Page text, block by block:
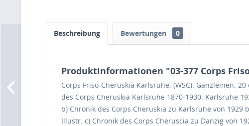
Beschreibung Bewertungen 0
Produktinformationen "03-377 Corps
Corps Friso-Cheruskia Karlsruhe. (WSC). Ganzleinen.
des Corps Cheruskia Karlsruhe 1870-1930. Karlsruhe
b) Chronik des Corps Cheruskia zu Karlsruhe von 1929
Illustr. c) Chronik des Corps Cheruscia zu Danzig von